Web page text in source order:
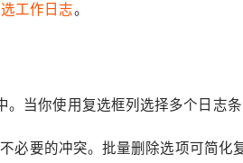
工作日志。
。当你使用复选框列选择多个日志
必要的冲突。批量删除选项可简化